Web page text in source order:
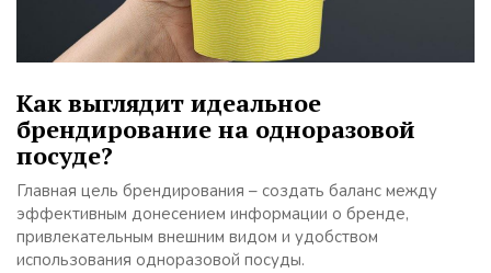
Как выглядит идеальное
брендирование на одноразовой
посуде?
Главная цель брендирования – создать баланс между
эффективным донесением информации о бренде,
привлекательным внешним видом и удобством
использования одноразовой посуды.